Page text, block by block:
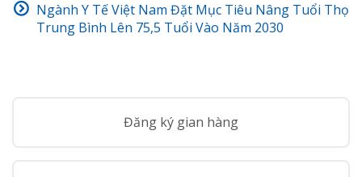
Ngành Y Tế Việt Nam Đặt Mục Tiêu Nâng Tuổi Thọ
Trung Bình Lên 75,5 Tuổi Vào Năm 2030
Đăng ký gian hàng